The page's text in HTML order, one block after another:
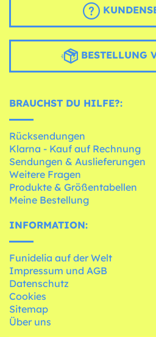
BESTELLUNG
BRAUCHST DU HILFE?:
Rücksendungen
Klarna - Kauf auf Rechnung
Sendungen & Auslieferungen
Weitere Fragen
Produkte & Größentabellen
Meine Bestellung
INFORMATION:
Funidelia auf der Welt
Impressum und AGB
Datenschutz
Cookies
Sitemap
Über uns